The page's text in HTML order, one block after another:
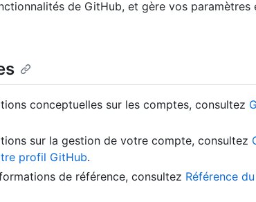
de GitHub, et gère vos paramètres
conceptuelles sur les comptes, consultez
sur la gestion de votre compte, consultez
profil GitHub.
de référence, consultez Référence